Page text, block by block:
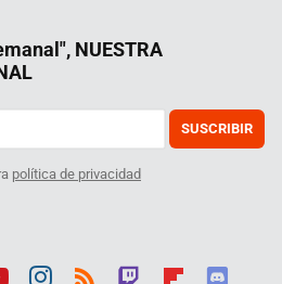
NUESTRA
SUSCRIBIR
política de privacidad